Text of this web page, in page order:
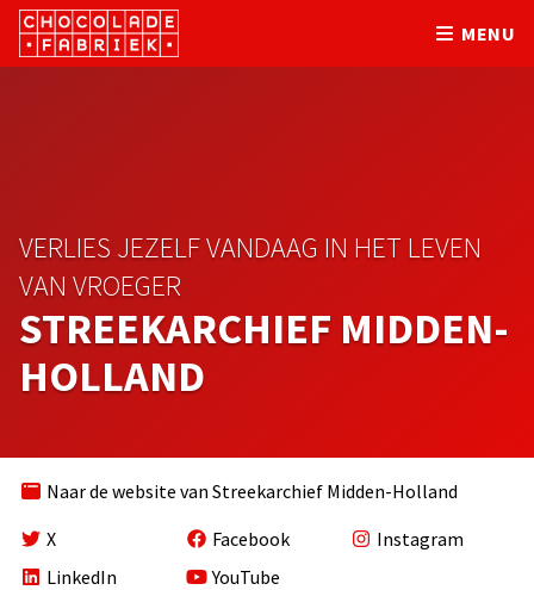
MENU
VERLIES JEZELF VANDAAG IN HET LEVEN
VAN VROEGER
STREEKARCHIEF MIDDEN-
HOLLAND
Naar de website van Streekarchief Midden-Holland
X
Facebook
Instagram
LinkedIn
YouTube